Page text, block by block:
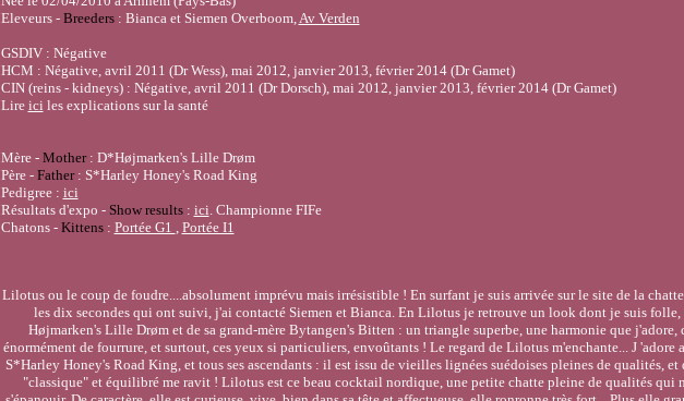
Eleveurs - Breeders: Bianca et Siemen Overboom,Av Verden
GSDIV : Négative
HCM : Négative, avril 2011 (Dr Wess), mai 2012, janvier 2013, février 2014 (Dr Gamet)
CIN (reins - kidneys) : Négative, avril 2011 (Dr Dorsch), mai 2012, janvier 2013, février 2014 (Dr Gamet)
Lire ici les explications sur la santé
Mère - Mother: D*Højmarken's Lille Drøm
Père - Father: S*Harley Honey's Road King
Pedigree : ici
Résultats d'expo - Show results: ici. Championne FIFe
Chatons - Kittens: Portée G1 , Portée I1
Lilotus ou le coup de foudre....absolument imprévu mais irrésistible ! En surfant je suis arrivée sur le site de la
les dix secondes qui ont suivi, j'ai contacté Siemen et Bianca. En Lilotus je retrouve un look dont je suis folle,
Højmarken's Lille Drøm et de sa grand-mère Bytangen's Bitten : un triangle superbe, une harmonie que j'adore,
énormément de fourrure, et surtout, ces yeux si particuliers, envoûtants ! Le regard de Lilotus m'enchante... J 'adore
S*Harley Honey's Road King, et tous ses ascendants : il est issu de vieilles lignées suédoises pleines de qualités, et
"classique" et équilibré me ravit ! Lilotus est ce beau cocktail nordique, une petite chatte pleine de qualités qui